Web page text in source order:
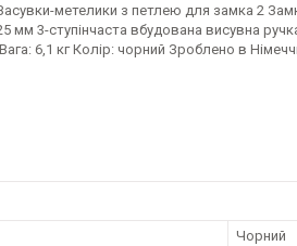
метелики з петлею для замка 2
мм 3-ступінчаста вбудована висувна
6,1 кг Колір: чорний Зроблено в
Чорний